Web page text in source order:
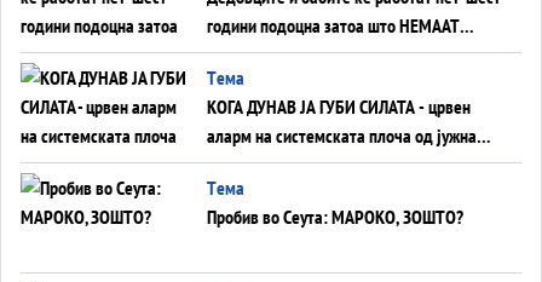
години подоцна затоа што НЕМААТ
ВНУЦИ ДА ГИ ЗАМЕНАТ
Tема
КОГА ДУНАВ ЈА ГУБИ СИЛАТА - црвен
аларм на системската плоча од јужна
Германија до Црното Море...
Tема
Пробив во Сеута: МАРОКО, ЗОШТО?